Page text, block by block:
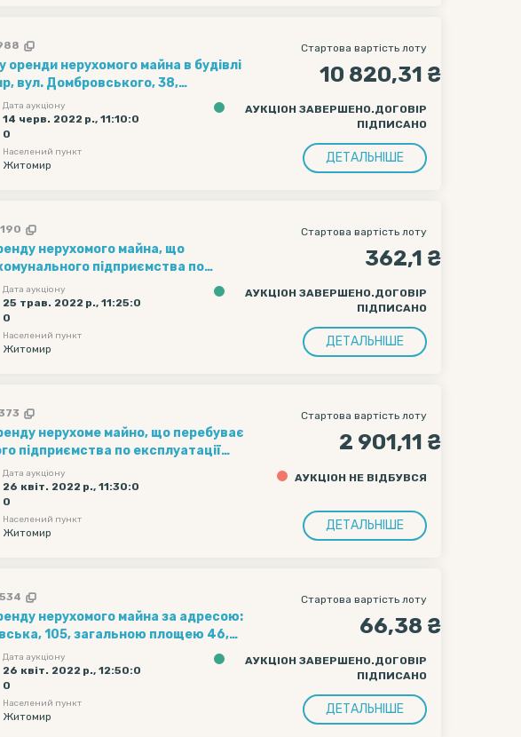
нерухомого майна в будівлі
вул. Домбровського, 38,
кв.м, що знаходиться на балансі
по експлуатації
обласної ради
Стартова вартість лоту
10 820,31 ₴
Дата аукціону
14 черв. 2022 р., 11:10:0
0
Населений пункт
Житомир
АУКЦІОН ЗАВЕРШЕНО.ДОГОВІР
ПІДПИСАНО
ДЕТАЛЬНІШЕ
нерухомого майна, що
підприємства по
Житомирської обласної ради
Житомир, вул. Хлібна, 25,
кв.м
Стартова вартість лоту
362,1 ₴
Дата аукціону
25 трав. 2022 р., 11:25:0
0
Населений пункт
Житомир
АУКЦІОН ЗАВЕРШЕНО.ДОГОВІР
ПІДПИСАНО
ДЕТАЛЬНІШЕ
підприємства по експлуатації
обласної ради в будівлі за
с. Іванівка, вул.
Стартова вартість лоту
2 901,11 ₴
Дата аукціону
26 квіт. 2022 р., 11:30:0
0
Населений пункт
Житомир
АУКЦІОН НЕ ВІДБУВСЯ
ДЕТАЛЬНІШЕ
нерухомого майна за адресою:
105, загальною площею 46,3
Стартова вартість лоту
66,38 ₴
Дата аукціону
26 квіт. 2022 р., 12:50:0
0
Населений пункт
Житомир
АУКЦІОН ЗАВЕРШЕНО.ДОГОВІР
ПІДПИСАНО
ДЕТАЛЬНІШЕ